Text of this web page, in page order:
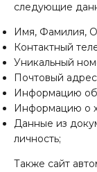
следующие
Имя, Фамилия,
Контактный
Уникальный
Почтовый
Информацию об
Информацию о
Данные из
личность;
Также сайт